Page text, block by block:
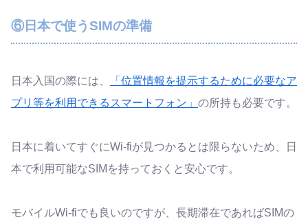
⑥日本で使うSIMの準備
日本入国の際には、
「位置情報を提示するために必要なア
プリ等を利用できるスマートフォン」 の所持も必要です。
日本に着いてすぐにWi-fiが見つかるとは限らないため、日
本で利用可能なSIMを持っておくと安心です。
モバイルWi-fiでも良いのですが、長期滞在であればSIMの